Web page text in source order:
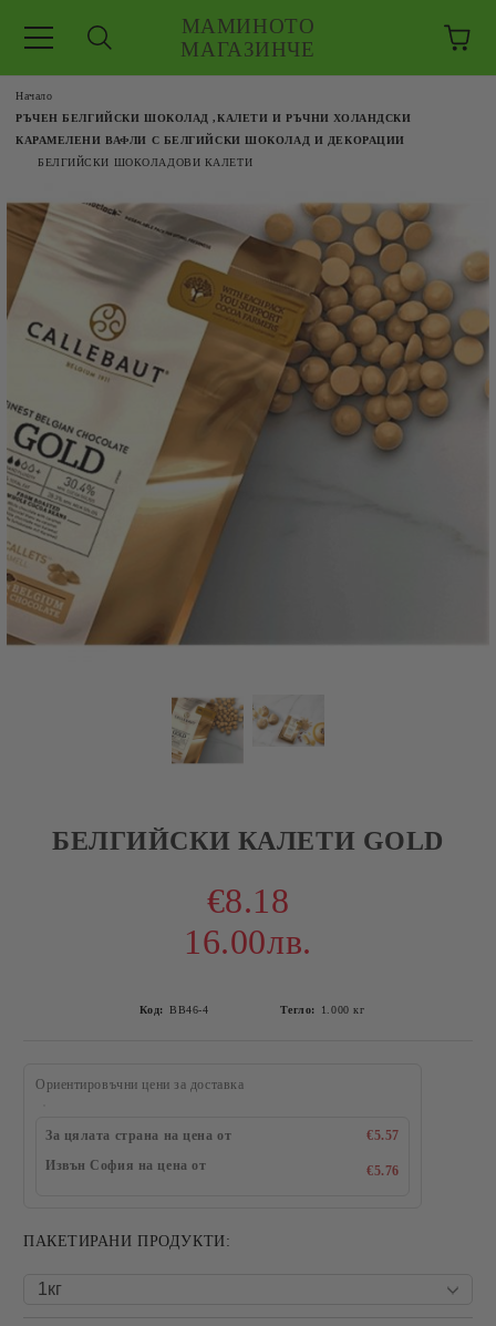
МАМИНОТО
МАГАЗИНЧЕ
Начало
РЪЧЕН БЕЛГИЙСКИ ШОКОЛАД ,КАЛЕТИ И РЪЧНИ ХОЛАНДСКИ
КАРАМЕЛЕНИ ВАФЛИ С БЕЛГИЙСКИ ШОКОЛАД И ДЕКОРАЦИИ
БЕЛГИЙСКИ ШОКОЛАДОВИ КАЛЕТИ
БЕЛГИЙСКИ КАЛЕТИ GOLD
€8.18
16.00лв.
Код: BB46-4 Тегло: 1.000 кг
Ориентировъчни цени за доставка
За цялата страна на цена от
€5.57
Извън София на цена от
€5.76
ПАКЕТИРАНИ ПРОДУКТИ: